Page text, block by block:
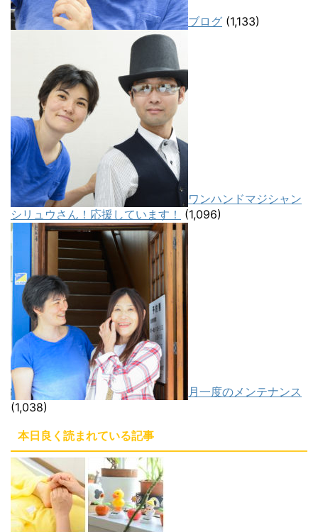
ブログ (1,133)
ワンハンドマジシャン
シリュウさん！応援しています！
(1,096)
月一度のメンテナンス
(1,038)
本日良く読まれている記事